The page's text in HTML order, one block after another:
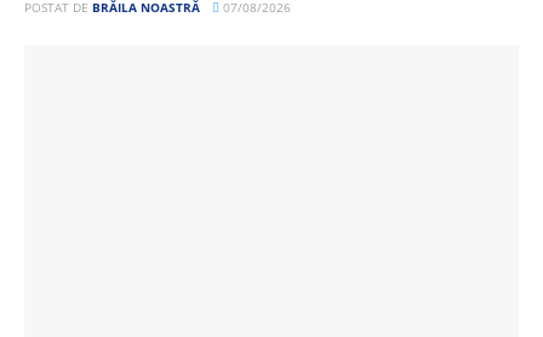
POSTAT DE BRĂILA NOASTRĂ 07/08/2026